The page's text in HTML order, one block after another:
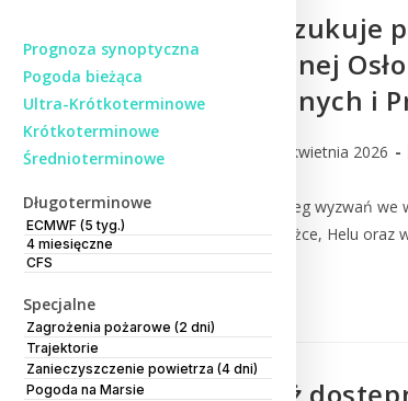
Prognoza synoptyczna
Pogoda bieżąca
Ultra-Krótkoterminowe
Krótkoterminowe
Średnioterminowe
Długoterminowe
ECMWF (5 tyg.)
4 miesięczne
CFS
Specjalne
Zagrożenia pożarowe (2 dni)
Trajektorie
Zanieczyszczenie powietrza (4 dni)
Pogoda na Marsie
IMGW-PIB
Meteorologicznej
Meteorologicznych i
lmm_admin 22 kwietnia 2026
Praca w Instytucie to szereg wyzwań we
Kasprowym Wierchu, Śnieżce, Helu oraz